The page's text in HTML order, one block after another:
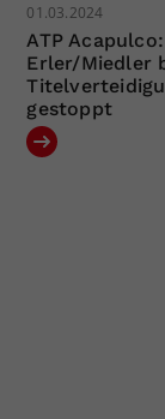
01.03.2024
ATP Acapulco:
Erler/Miedler
gestoppt